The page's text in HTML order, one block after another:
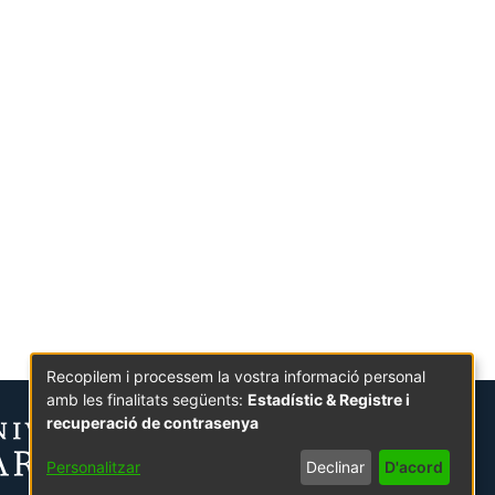
Recopilem i processem la vostra informació personal
amb les finalitats següents: Estadístic & Registre i
recuperació de contrasenya
Personalitzar Declinar D'acord